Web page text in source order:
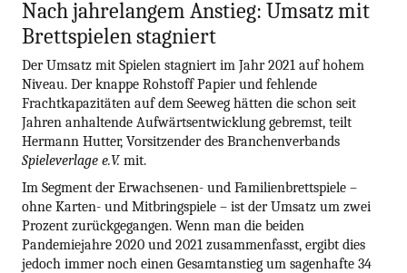
Nach jahrelangem Anstieg: Umsatz mit
Brettspielen stagniert
Der Umsatz mit Spielen stagniert im Jahr 2021 auf hohem
Niveau. Der knappe Rohstoff Papier und fehlende
Frachtkapazitäten auf dem Seeweg hätten die schon seit
Jahren anhaltende Aufwärtsentwicklung gebremst, teilt
Hermann Hutter, Vorsitzender des Branchenverbands
Spieleverlage e.V. mit.
Im Segment der Erwachsenen- und Familienbrettspiele –
ohne Karten- und Mitbringspiele – ist der Umsatz um zwei
Prozent zurückgegangen. Wenn man die beiden
Pandemiejahre 2020 und 2021 zusammenfasst, ergibt dies
jedoch immer noch einen Gesamtanstieg um sagenhafte 34